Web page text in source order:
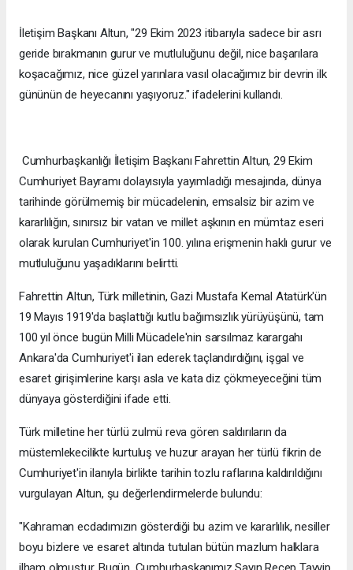
İletişim Başkanı Altun, "29 Ekim 2023 itibarıyla sadece bir asrı
geride bırakmanın gurur ve mutluluğunu değil, nice başarılara
koşacağımız, nice güzel yarınlara vasıl olacağımız bir devrin ilk
gününün de heyecanını yaşıyoruz." ifadelerini kullandı.
Cumhurbaşkanlığı İletişim Başkanı Fahrettin Altun, 29 Ekim
Cumhuriyet Bayramı dolayısıyla yayımladığı mesajında, dünya
tarihinde görülmemiş bir mücadelenin, emsalsiz bir azim ve
kararlılığın, sınırsız bir vatan ve millet aşkının en mümtaz eseri
olarak kurulan Cumhuriyet'in 100. yılına erişmenin haklı gurur ve
mutluluğunu yaşadıklarını belirtti.
Fahrettin Altun, Türk milletinin, Gazi Mustafa Kemal Atatürk'ün
19 Mayıs 1919'da başlattığı kutlu bağımsızlık yürüyüşünü, tam
100 yıl önce bugün Milli Mücadele'nin sarsılmaz karargahı
Ankara'da Cumhuriyet'i ilan ederek taçlandırdığını, işgal ve
esaret girişimlerine karşı asla ve kata diz çökmeyeceğini tüm
dünyaya gösterdiğini ifade etti.
Türk milletine her türlü zulmü reva gören saldırıların da
müstemlekecilikte kurtuluş ve huzur arayan her türlü fikrin de
Cumhuriyet'in ilanıyla birlikte tarihin tozlu raflarına kaldırıldığını
vurgulayan Altun, şu değerlendirmelerde bulundu:
"Kahraman ecdadımızın gösterdiği bu azim ve kararlılık, nesiller
boyu bizlere ve esaret altında tutulan bütün mazlum halklara